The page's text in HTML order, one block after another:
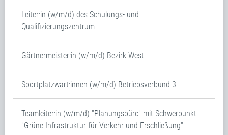
Leiter:in (w/m/d) des Schulungs- und
Qualifizierungszentrum
Gärtnermeister:in (w/m/d) Bezirk West
Sportplatzwart:innen (w/m/d) Betriebsverbund 3
Teamleiter:in (w/m/d) "Planungsbüro" mit Schwerpunkt
"Grüne Infrastruktur für Verkehr und Erschließung"